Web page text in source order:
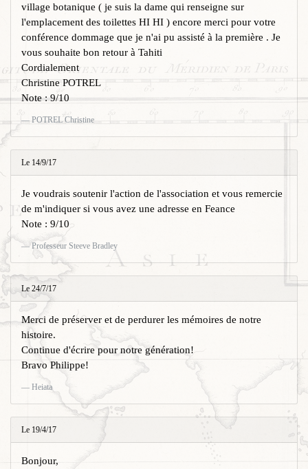
village botanique ( je suis la dame qui renseigne sur
l'emplacement des toilettes HI HI ) encore merci pour votre
conférence dommage que je n'ai pu assisté à la première . Je
vous souhaite bon retour à Tahiti
Cordialement
Christine POTREL
Note : 9/10
POTREL Christine
Le 14/9/17
Je voudrais soutenir l'action de l'association et vous remercie
de m'indiquer si vous avez une adresse en Feance
Note : 9/10
Professeur Steeve Bradley
Le 24/7/17
Merci de préserver et de perdurer les mémoires de notre
histoire.
Continue d'écrire pour notre génération!
Bravo Philippe!
Heiata
Le 19/4/17
Bonjour,